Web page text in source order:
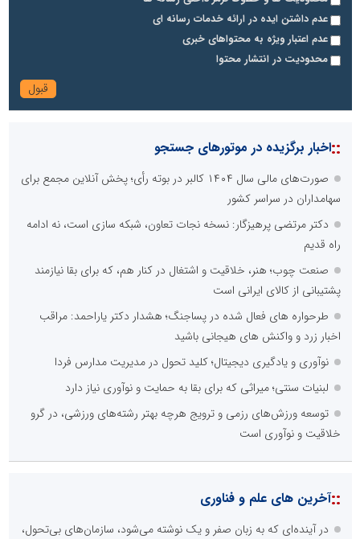
عدم داشتن ایده در ارائه خدمات رسانه ای
عدم اعتبار ویژه به محتواهای خبری
محدودیت در انتشار محتوا
::اخبار برگزیده در موتورهای جستجو
صورت‌های مالی سال ۱۴۰۴ کالبر در بوته رأی؛ پخش آنلاین مجمع برای
سهامداران در سراسر کشور
دکتر مرتضی پرهیزگار: نسخه نجات تعاون، شبکه سازی است، نه ادامه
راه قدیم
صنعت چوب؛ هنر، خلاقیت و اشتغال در کنار هم، که برای بقا نیازمند
پشتیبانی از کالای ایرانی است
طرحواره های فعال شده در پساجنگ؛ هشدار دکتر یاراحمد: مراقب
اخبار زرد و واکنش های هیجانی باشید
نوآوری و یادگیری دیجیتال؛ کلید تحول در مدیریت مدارس فردا
لبنیات سنتی؛ میراثی که برای بقا به حمایت و نوآوری نیاز دارد
توسعه ورزش‌های رزمی و ترویج هرچه بهتر رشته‌های ورزشی، در گرو
خلاقیت و نوآوری است
::آخرین های علم و فناوری
در آینده‌ای که به زبان صفر و یک نوشته می‌شود، سازمان‌های بی‌تحول،